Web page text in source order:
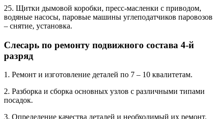
25. Щитки дымовой коробки, пресс-масленки с приводом,
водяные насосы, паровые машины углеподатчиков паровозов
– снятие, установка.
Слесарь по ремонту подвижного состава 4-й
разряд
1. Ремонт и изготовление деталей по 7 – 10 квалитетам.
2. Разборка и сборка основных узлов с различными типами
посадок.
3. Определение качества деталей и необходимый их ремонт.